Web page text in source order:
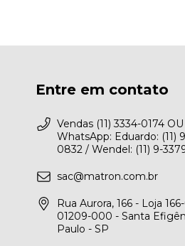
Entre em contato
Vendas (11) 3334-0174
WhatsApp: Eduardo: (11)
0832 / Wendel: (11) 9-
sac@matron.com.br
Rua Aurora, 166 - Loja
01209-000 - Santa
Paulo - SP